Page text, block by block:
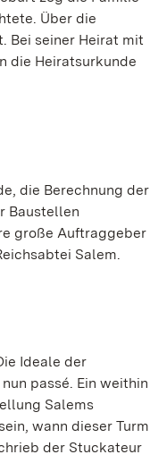
Über die
Bei seiner Heirat mit
die Heiratsurkunde
die Berechnung der
Baustellen
große Auftraggeber
Salem.
Ideale der
passé. Ein weithin
Salems
wann dieser Turm
der Stuckateur